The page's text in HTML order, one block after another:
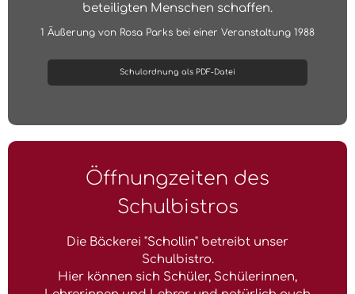
beteiligten Menschen schaffen.
1 Äußerung von Rosa Parks bei einer Veranstaltung 1988
Schulordnung als PDF-Datei
Öffnungzeiten des
Schulbistros
Die Bäckerei "Schollin" betreibt unser
Schulbistro.
Hier können sich Schüler, Schülerinnen,